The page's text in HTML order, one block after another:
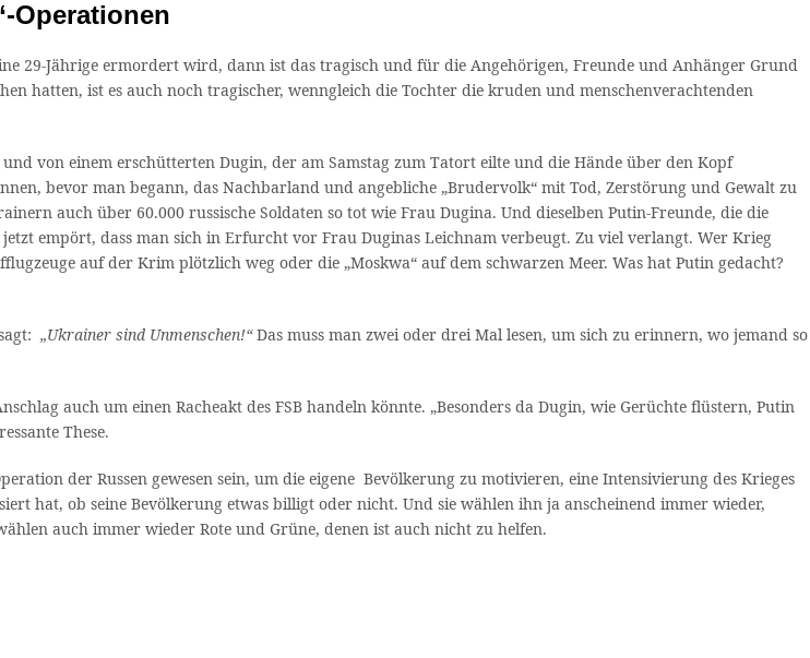
Operationen
29-Jährige ermordert wird, dann ist das tragisch und für die Angehörigen, Freunde und Anhänger Grund
hatten, ist es auch noch tragischer, wenngleich die Tochter die kruden und menschenverachtenden
von einem erschütterten Dugin, der am Samstag zum Tatort eilte und die Hände über den Kopf
bevor man begann, das Nachbarland und angebliche „Brudervolk“ mit Tod, Zerstörung und Gewalt zu
auch über 60.000 russische Soldaten so tot wie Frau Dugina. Und dieselben Putin-Freunde, die die
empört, dass man sich in Erfurcht vor Frau Duginas Leichnam verbeugt. Zu viel verlangt. Wer Krieg
auf der Krim plötzlich weg oder die „Moskwa“ auf dem schwarzen Meer. Was hat Putin gedacht?
„Ukrainer sind Unmenschen!“Das muss man zwei oder drei Mal lesen, um sich zu erinnern, wo jemand so
auch um einen Racheakt des FSB handeln könnte. „Besonders da Dugin, wie Gerüchte flüstern, Putin
These.
der Russen gewesen sein, um die eigene Bevölkerung zu motivieren, eine Intensivierung des Krieges
hat, ob seine Bevölkerung etwas billigt oder nicht. Und sie wählen ihn ja anscheinend immer wieder,
auch immer wieder Rote und Grüne, denen ist auch nicht zu helfen.